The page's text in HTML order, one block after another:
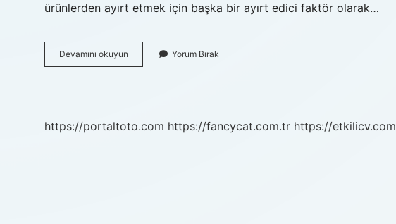
ürünlerden ayırt etmek için başka bir ayırt edici faktör olarak…
Devamını okuyun
Orjinal
Yorum Bırak
https://portaltoto.com https://fancycat.com.tr https://etkilicv.com